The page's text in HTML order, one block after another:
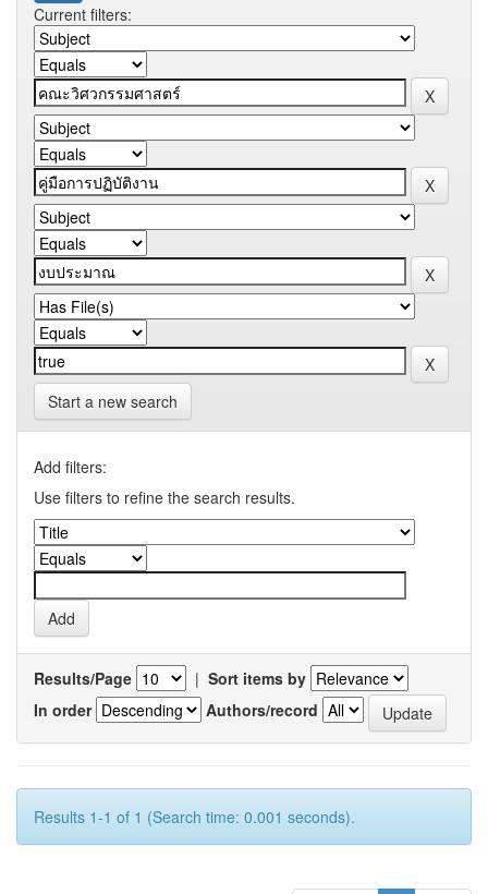
Current filters:
Start a new search
Add filters:
Use filters to refine the search results.
Results/Page | Sort items by
In order
Authors/record
Results 1-1 of 1 (Search time: 0.001 seconds).